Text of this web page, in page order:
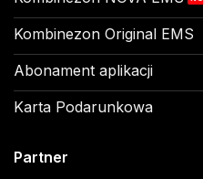
Kombinezon Original EMS
Abonament aplikacji
Karta Podarunkowa
Partner